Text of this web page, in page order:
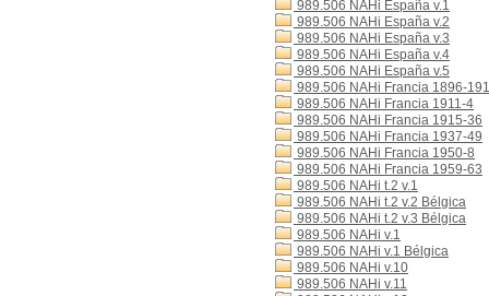
989.506 NAHi España v.1
989.506 NAHi España v.2
989.506 NAHi España v.3
989.506 NAHi España v.4
989.506 NAHi España v.5
989.506 NAHi Francia 1896-
989.506 NAHi Francia 1911-4
989.506 NAHi Francia 1915-36
989.506 NAHi Francia 1937-49
989.506 NAHi Francia 1950-8
989.506 NAHi Francia 1959-63
989.506 NAHi t.2 v.1
989.506 NAHi t.2 v.2 Bélgica
989.506 NAHi t.2 v.3 Bélgica
989.506 NAHi v.1
989.506 NAHi v.1 Bélgica
989.506 NAHi v.10
989.506 NAHi v.11